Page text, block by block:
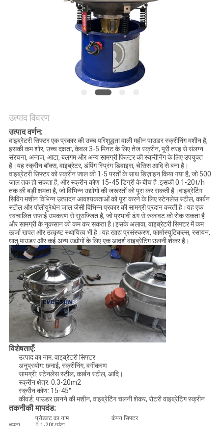
उत्पाद विवरण
उत्पाद वर्णन:
वाइब्रेटरी सिफ्टर एक प्रकार की उच्च परिशुद्धता वाली महीन पाउडर स्क्रीनिंग मशीन है,
इसकी कम शोर, उच्च दक्षता, केवल 3-5 मिनट के लिए तेज स्क्रीन, पूरी तरह से संलग्न
संरचना, अनाज, आटा, बलगम और अन्य सामग्री फिल्टर की स्क्रीनिंग के लिए उपयुक्त
है।यह स्क्रीन बॉक्स, वाइब्रेटर, डंपिंग स्प्रिंग डिवाइस, चेसिस आदि से बना है।
वाइब्रेटरी सिफ्टर को स्क्रीन जाल की 1-5 परतों के साथ डिज़ाइन किया गया है, जो 500
जाल तक हो सकता है, और स्क्रीन कोण 15-45 डिग्री के बीच है .इसकी 0.1-20t/h
तक की बड़ी क्षमता है, जो विभिन्न उद्योगों की जरूरतों को पूरा कर सकती है।वाइब्रेटिंग
सिविंग मशीन विभिन्न उत्पादन आवश्यकताओं को पूरा करने के लिए स्टेनलेस स्टील, कार्बन
स्टील और पॉलीयुरेथेन जाल जैसी विभिन्न प्रकार की सामग्री प्रदान करती है।यह एक
स्वचालित सफाई उपकरण से सुसज्जित है, जो प्रभावी ढंग से रुकावट को रोक सकता है
और सामग्री के नुकसान को कम कर सकता है।इसके अलावा, वाइब्रेटरी सिफ्टर में कम
ऊर्जा खपत और उत्कृष्ट स्थायित्व भी है।यह खाद्य प्रसंस्करण, फार्मास्यूटिकल्स, रसायन,
धातु पाउडर और कई अन्य उद्योगों के लिए एक आदर्श वाइब्रेटिंग छलनी शेकर है।
विशेषताएँ:
उत्पाद का नाम: वाइब्रेटरी सिफ्टर
अनुप्रयोग: छनाई, स्क्रीनिंग, वर्गीकरण
सामग्री: स्टेनलेस स्टील, कार्बन स्टील, आदि।
स्क्रीन क्षेत्र: 0.3-20m2
स्क्रीन कोण: 15-45°
कीवर्ड: पाउडर छानने की मशीन, वाइब्रेटिंग चलनी शेकर, रोटरी वाइब्रेटिंग स्क्रीन
तकनीकी मापदंड:
प्रोडक्ट का नाम
कंपन सिफ्टर